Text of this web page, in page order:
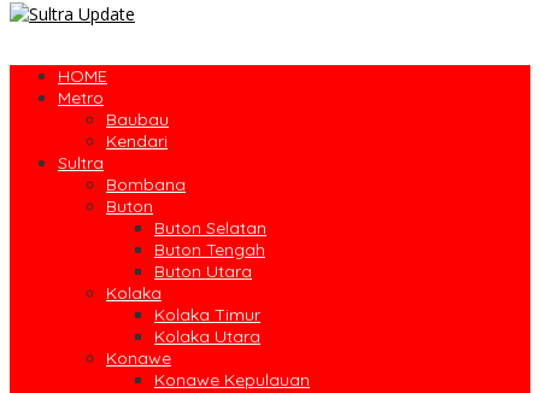
HOME
Metro
Baubau
Kendari
Sultra
Bombana
Buton
Buton Selatan
Buton Tengah
Buton Utara
Kolaka
Kolaka Timur
Kolaka Utara
Konawe
Konawe Kepulauan